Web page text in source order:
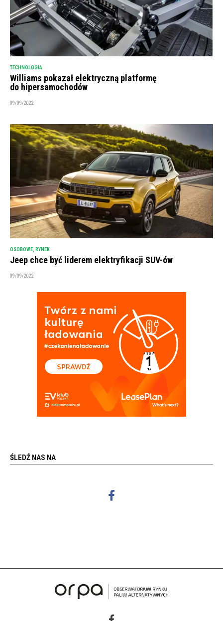
TECHNOLOGIA
Williams pokazał elektryczną platformę
do hipersamochodów
09/09/2022
OSOBOWE, RYNEK
Jeep chce być liderem elektryfikacji SUV-ów
09/09/2022
ŚLEDŹ NAS NA